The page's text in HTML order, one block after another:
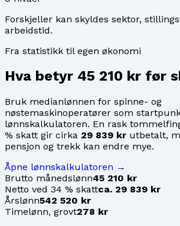
Forskjeller kan skyldes sektor,
arbeidstid.
Fra statistikk til egen økonomi
Hva betyr 45 210 kr før
Bruk medianlønnen for spinne- og
nøstemaskinoperatører som
lønnskalkulatoren. En rask
% skatt gir cirka 29 839 kr utbetalt,
pensjon og trekk kan endre mye.
Åpne lønnskalkulatoren →
Brutto månedslønn45 210 kr
Netto ved 34 % skattca. 29 839 kr
Årslønn542 520 kr
Timelønn, grovt278 kr